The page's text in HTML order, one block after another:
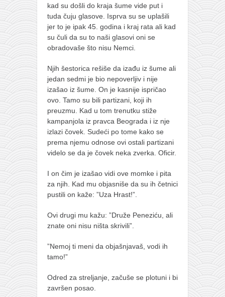
sai
timbei rochin
tsunami dojo
snimci nastupa
galerija kluba
članarina
kontakt
besplatna e-knjiga
termini treninga
moja priča
moja priča
fotke
kontakt
kad su došli do kraja šume vide put i
tuda čuju glasove. Isprva su se uplašili
jer to je ipak 45. godina i kraj rata ali kad
su čuli da su to naši glasovi oni se
obradovaše što nisu Nemci.
Njih šestorica rešiše da izađu iz šume ali
jedan sedmi je bio nepoverljiv i nije
izašao iz šume. On je kasnije ispričao
ovo. Tamo su bili partizani, koji ih
preuzmu. Kad u tom trenutku stiže
kampanjola iz pravca Beograda i iz nje
izlazi čovek. Sudeći po tome kako se
prema njemu odnose ovi ostali partizani
videlo se da je čovek neka zverka. Oficir.
I on čim je izašao vidi ove momke i pita
za njih. Kad mu objasniše da su ih četnici
pustili on kaže: ”Uza Hrast!”.
Ovi drugi mu kažu: ”Druže Peneziću, ali
znate oni nisu ništa skrivili”.
”Nemoj ti meni da objašnjavaš, vodi ih
tamo!”
Odred za streljanje, začuše se plotuni i bi
završen posao.